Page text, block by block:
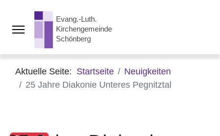
Aktuelle Seite: Startseite
Neuigkeiten
25 Jahre Diakonie Unteres Pegnitztal